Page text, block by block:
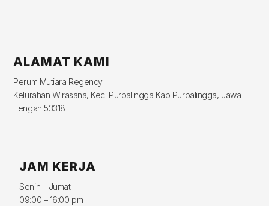
ALAMAT KAMI
Perum Mutiara Regency
Kelurahan Wirasana, Kec. Purbalingga Kab Purbalingga, Jawa
Tengah 53318
JAM KERJA
Senin – Jumat
09:00 – 16:00 pm